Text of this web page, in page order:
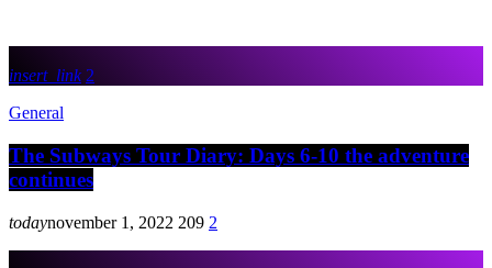
insert_link 2
General
The Subways Tour Diary: Days 6-10 the adventure
continues
todaynovember 1, 2022 209 2